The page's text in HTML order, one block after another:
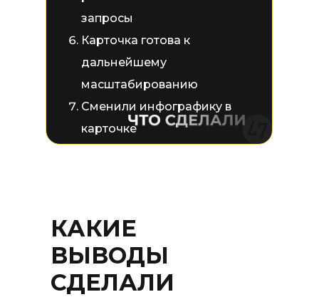
запросы
Карточка готова к
дальнейшему
масштабированию
Сменили инфографику в
карточке
КАКИЕ
ВЫВОДЫ
СДЕЛАЛИ